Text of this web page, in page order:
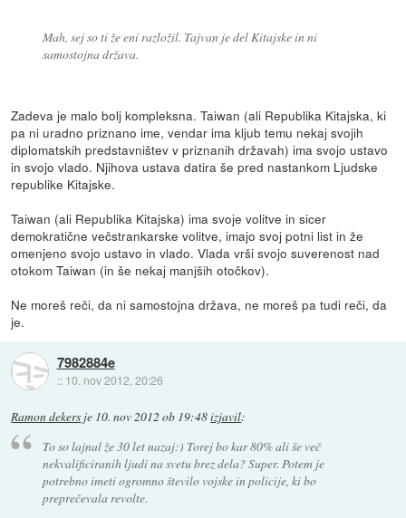
Mah, sej so ti že eni razložil. Tajvan je del Kitajske in ni
samostojna država.
Zadeva je malo bolj kompleksna. Taiwan (ali Republika Kitajska, ki
pa ni uradno priznano ime, vendar ima kljub temu nekaj svojih
diplomatskih predstavništev v priznanih državah) ima svojo ustavo
in svojo vlado. Njihova ustava datira še pred nastankom Ljudske
republike Kitajske.
Taiwan (ali Republika Kitajska) ima svoje volitve in sicer
demokratične večstrankarske volitve, imajo svoj potni list in že
omenjeno svojo ustavo in vlado. Vlada vrši svojo suverenost nad
otokom Taiwan (in še nekaj manjših otočkov).
Ne moreš reči, da ni samostojna država, ne moreš pa tudi reči, da
je.
7982884e
:: 10. nov 2012, 20:26
Ramon dekers je 10. nov 2012 ob 19:48izjavil:
To so lajnal že 30 let nazaj:) Torej bo kar 80% ali še več
nekvalificiranih ljudi na svetu brez dela? Super. Potem je
potrebno imeti ogromno število vojske in policije, ki bo
preprečevala revolte.